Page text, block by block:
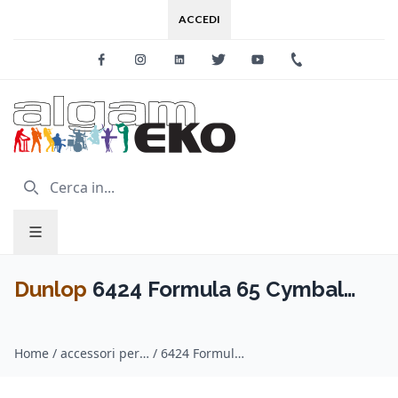
ACCEDI
FacebookInstagramLinkedinTwitter Youtube
Dunlop 6424 Formula 65 Cymbal
Home / accessori per batterie / Dunlop / 6424 Formula 65 Cymbal Intensive Cleaner 118 ml